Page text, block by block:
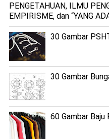
PENGETAHUAN, ILMU
EMPIRISME, dan “YANG
30 Gambar
30 Gambar
60 Gambar